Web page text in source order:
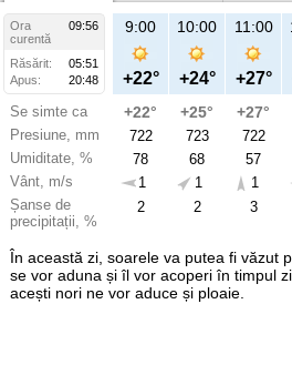
Ora
09:56
curentă
Răsărit:
05:51
Apus:
20:48
Se simte ca
Presiune, mm
Umiditate, %
Vânt, m/s
Șanse de
precipitații, %
9:00
+22°
+22°
722
78
1
2
10:00
+24°
+25°
723
68
1
2
11:00
+27°
+27°
722
57
1
3
În această zi, soarele va putea fi văzut
se vor aduna și îl vor acoperi în timpul
acești nori ne vor aduce și ploaie.